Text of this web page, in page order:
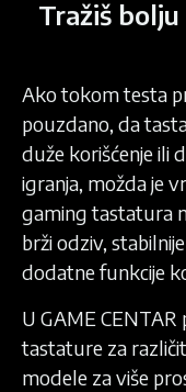
Tražiš
Ako tokom testa
pouzdano, da
duže korišćenje ili
igranja, možda je
gaming tastatura
brži odziv,
dodatne funkcije
U GAME
tastature za
modele za više